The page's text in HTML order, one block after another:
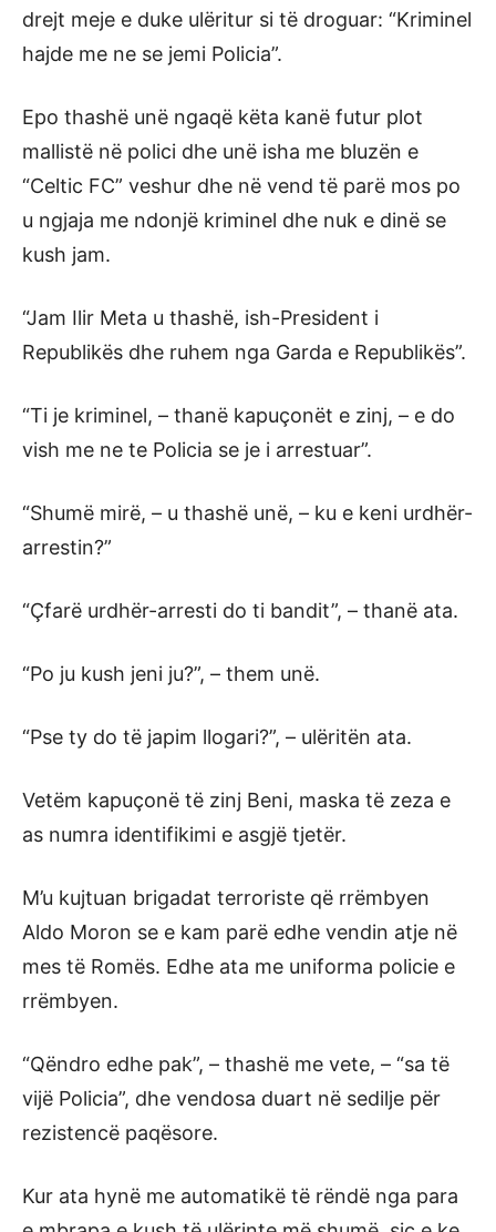
drejt meje e duke ulëritur si të droguar: “Kriminel
hajde me ne se jemi Policia”.
Epo thashë unë ngaqë këta kanë futur plot
mallistë në polici dhe unë isha me bluzën e
“Celtic FC” veshur dhe në vend të parë mos po
u ngjaja me ndonjë kriminel dhe nuk e dinë se
kush jam.
“Jam Ilir Meta u thashë, ish-President i
Republikës dhe ruhem nga Garda e Republikës”.
“Ti je kriminel, – thanë kapuçonët e zinj, – e do
vish me ne te Policia se je i arrestuar”.
“Shumë mirë, – u thashë unë, – ku e keni urdhër-
arrestin?”
“Çfarë urdhër-arresti do ti bandit”, – thanë ata.
“Po ju kush jeni ju?”, – them unë.
“Pse ty do të japim llogari?”, – ulëritën ata.
Vetëm kapuçonë të zinj Beni, maska të zeza e
as numra identifikimi e asgjë tjetër.
M’u kujtuan brigadat terroriste që rrëmbyen
Aldo Moron se e kam parë edhe vendin atje në
mes të Romës. Edhe ata me uniforma policie e
rrëmbyen.
“Qëndro edhe pak”, – thashë me vete, – “sa të
vijë Policia”, dhe vendosa duart në sedilje për
rezistencë paqësore.
Kur ata hynë me automatikë të rëndë nga para